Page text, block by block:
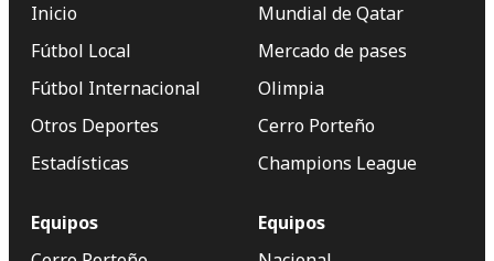
Inicio
Fútbol Local
Fútbol Internacional
Otros Deportes
Estadísticas
Mundial de Qatar
Mercado de pases
Olimpia
Cerro Porteño
Champions League
Equipos
Equipos